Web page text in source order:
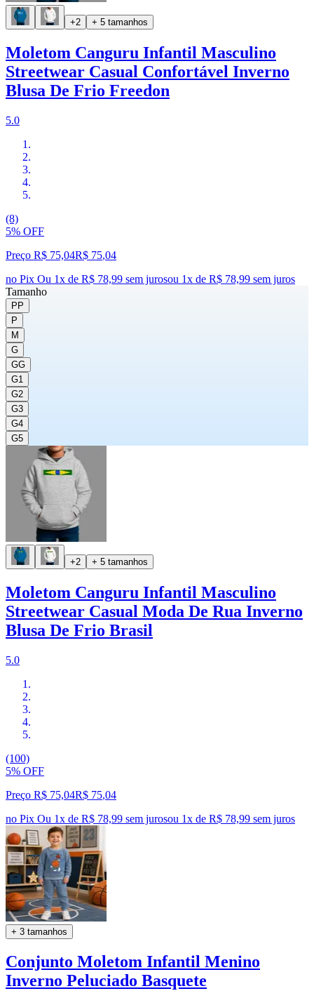
+2 + 5 tamanhos
Moletom Canguru Infantil Masculino
Streetwear Casual Confortável Inverno
Blusa De Frio Freedon
5.0
(8)
5% OFF
Preço R$ 75,04R$ 75,04
no Pix Ou 1x de R$ 78,99 sem jurosou 1x de R$ 78,99 sem juros
Tamanho
PP
P
M
G
GG
G1
G2
G3
G4
G5
+2 + 5 tamanhos
Moletom Canguru Infantil Masculino
Streetwear Casual Moda De Rua Inverno
Blusa De Frio Brasil
5.0
(100)
5% OFF
Preço R$ 75,04R$ 75,04
no Pix Ou 1x de R$ 78,99 sem jurosou 1x de R$ 78,99 sem juros
+ 3 tamanhos
Conjunto Moletom Infantil Menino
Inverno Peluciado Basquete